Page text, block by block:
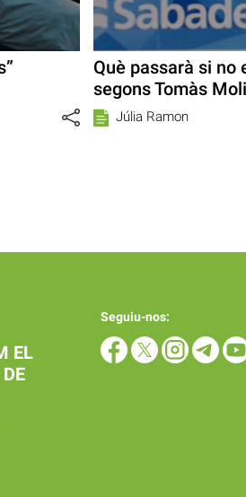
Què passarà si no
segons Tomàs
Júlia Ramon
EL
Seguiu-nos: